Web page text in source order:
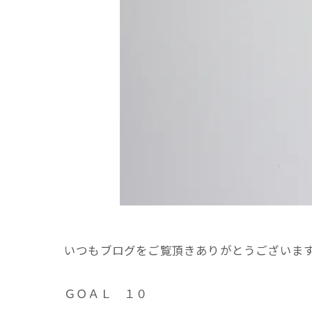
いつもブログをご覧頂きありがとうございま
ＧＯＡＬ １０